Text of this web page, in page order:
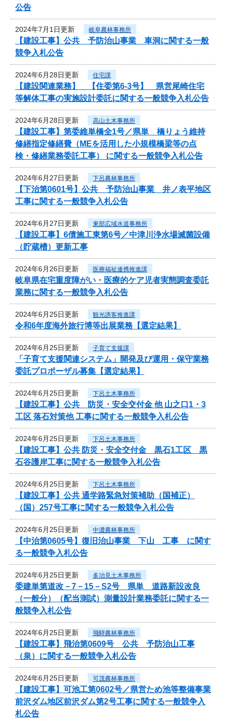
公告
2024年7月1日更新 岐阜農林事務所
【建設工事】公共 予防治山事業 車洞に関する一般
競争入札公告
2024年6月28日更新 住宅課
【建設関連業務】 【住委第6-3号】 県営尾崎住宅
等解体工事の実施設計委託に関する一般競争入札公告
2024年6月28日更新 高山土木事務所
【建設工事】第委維単橋全1号／県単 橋りょう維持
修繕指定修繕費（MEを活用した小規模橋梁等の点
検・修繕業務委託工事） に関する一般競争入札公告
2024年6月27日更新 下呂農林事務所
【下治第0601号】公共 予防治山事業 井ノ表平地区
工事に関する一般競争入札公告
2024年6月27日更新 東部広域水道事務所
【建設工事】6債施工東第6号／中津川浄水場滅菌設備
（貯蔵槽）更新工事
2024年6月26日更新 医療福祉連携推進課
岐阜県在宅重度障がい・医療的ケア児者実態調査委託
業務に関する一般競争入札公告
2024年6月25日更新 観光誘客推進課
令和6年度海外旅行博等出展業務【選定結果】
2024年6月25日更新 子育て支援課
「子育て支援関連システム」開発及び運用・保守業務
委託プロポーザル募集【選定結果】
2024年6月25日更新 下呂土木事務所
【建設工事】公共 防災・安全交付金 他 山之口1・3
工区 落石対策他 工事に関する一般競争入札公告
2024年6月25日更新 下呂土木事務所
【建設工事】公共 防災・安全交付金 黒石1工区 黒
石谷護岸工事に関する一般競争入札公告
2024年6月25日更新 下呂土木事務所
【建設工事】公共 通学路緊急対策補助（国補正）
（国）257号工事に関する一般競争入札公告
2024年6月25日更新 中濃農林事務所
【中治第0605号】復旧治山事業 下山 工事 に関す
る一般競争入札公告
2024年6月25日更新 多治見土木事務所
委建単第道改－7－15－S2号 県単 道路新設改良
（一般分）（配当測試）測量設計業務委託に関する一
般競争入札公告
2024年6月25日更新 飛騨農林事務所
【建設工事】飛治第0609号 公共 予防治山工事
（泉）に関する一般競争入札公告
2024年6月25日更新 可茂農林事務所
【建設工事】可池工第0602号／県営ため池等整備事業
前沢ダム地区前沢ダム第2号工事に関する一般競争入
札公告